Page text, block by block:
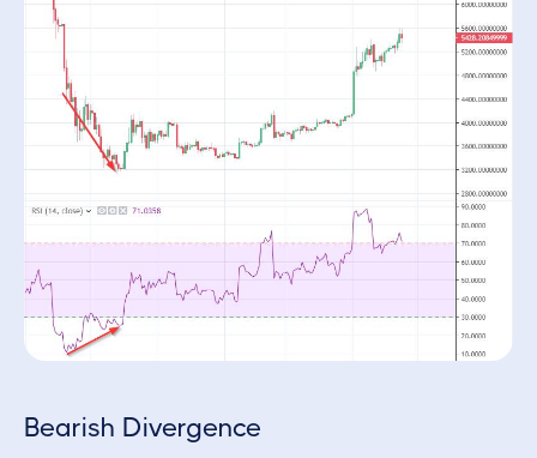
Bearish Divergence